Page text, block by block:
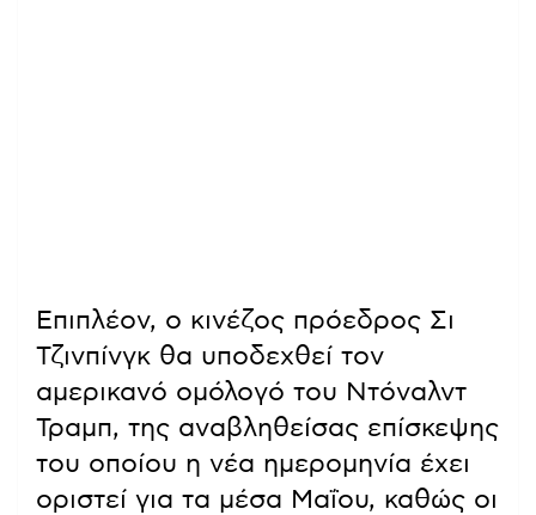
Επιπλέον, ο κινέζος πρόεδρος Σι
Τζινπίνγκ θα υποδεχθεί τον
αμερικανό ομόλογό του Ντόναλντ
Τραμπ, της αναβληθείσας επίσκεψης
του οποίου η νέα ημερομηνία έχει
οριστεί για τα μέσα Μαΐου, καθώς οι